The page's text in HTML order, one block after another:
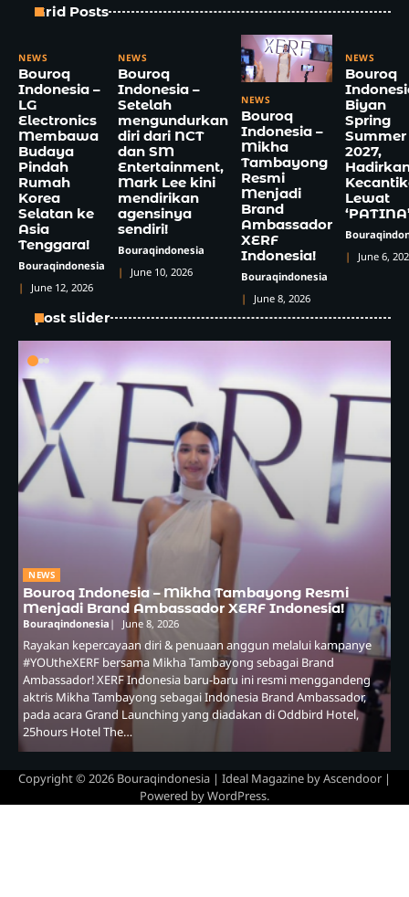
Grid Posts
NEWS
Bouroq
Indonesia –
LG
Electronics
Membawa
Budaya
Pindah
Rumah
Korea
Selatan ke
Asia
Tenggara!
Bouraqindonesia
June 12, 2026
NEWS
Bouroq
Indonesia –
Setelah
mengundurkan
diri dari NCT
dan SM
Entertainment,
Mark Lee kini
mendirikan
agensinya
sendiri!
Bouraqindonesia
June 10, 2026
NEWS
Bouroq
Indonesia –
Mikha
Tambayong
Resmi
Menjadi
Brand
Ambassador
XERF
Indonesia!
Bouraqindonesia
June 8, 2026
NEWS
Bouroq
Biyan
Spring
Summer
2027,
Lewat
June 6,
post slider
NEWS
Bouroq Indonesia – Mikha Tambayong Resmi
Menjadi Brand Ambassador XERF Indonesia!
Bouraqindonesia June 8, 2026
Rayakan kepercayaan diri & penuaan anggun melalui kampanye
#YOUtheXERF bersama Mikha Tambayong sebagai Brand
Ambassador! XERF Indonesia baru-baru ini resmi menggandeng
aktris Mikha Tambayong sebagai Indonesia Brand Ambassador,
pada acara Grand Launching yang diadakan di Oddbird Hotel,
25hours Hotel The…
Copyright © 2026 Bouraqindonesia | Ideal Magazine byAscendoor |
Powered byWordPress.